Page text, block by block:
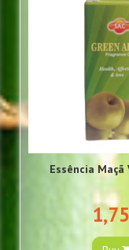
Essência Maçã